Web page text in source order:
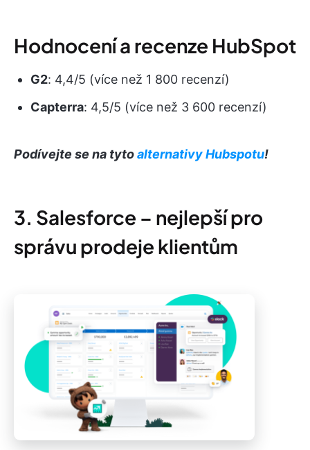
Hodnocení a recenze HubSpot
G2: 4,4/5 (více než 1 800 recenzí)
Capterra: 4,5/5 (více než 3 600 recenzí)
Podívejte se na tytoalternativy Hubspotu!
3. Salesforce – nejlepší pro
správu prodeje klientům